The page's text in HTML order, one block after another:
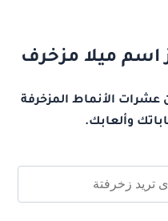
اسم ميلا مزخرف
عشرات الأنماط المزخرفة
وألعابك.